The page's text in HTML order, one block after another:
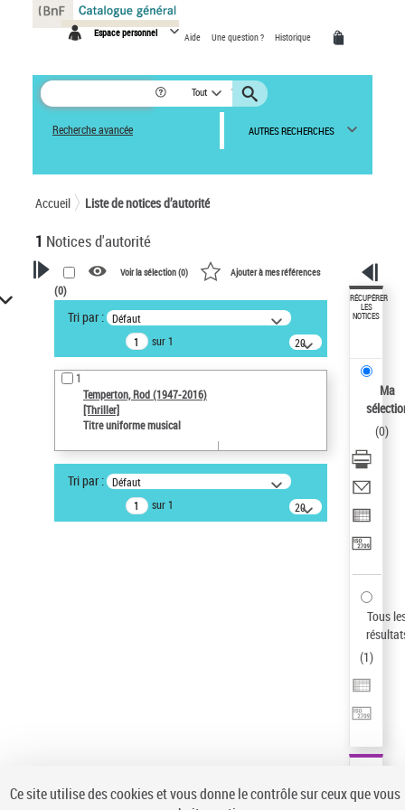
Espace personnel Aide Une question ? Historique
Tout
Recherche avancée AUTRES RECHERCHES
Accueil Liste de notices d’autorité
1 Notices d'autorité
VOTRE RECHERCHE
Recherche avancée dans les
notices d’autorité
Œuvres liées à l'auteur :
Temperton, Rod (1947-2016)
Auteur d’œuvre
Type de notice d'autorité
Titre uniforme musical
Voir la sélection (0) Ajouter à mes références
(0)
Tri par : Défaut
sur 1
20
résultats/page
1
Temperton, Rod (1947-2016)
[Thriller]
Titre uniforme musical
Tri par : Défaut
sur 1
20
résultats/page
RÉCUPÉRER
LES
NOTICES
Ma
(0)
Tous
(1)
Panneau de gestion des cookies
Ce site utilise des cookies et vous donne le contrôle sur ceux que vous